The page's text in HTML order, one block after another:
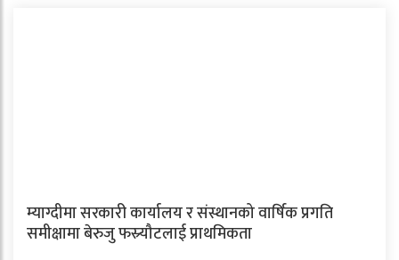
म्याग्दीमा सरकारी कार्यालय र संस्थानको वार्षिक प्रगति
समीक्षामा बेरुजु फस्र्यौटलाई प्राथमिकता